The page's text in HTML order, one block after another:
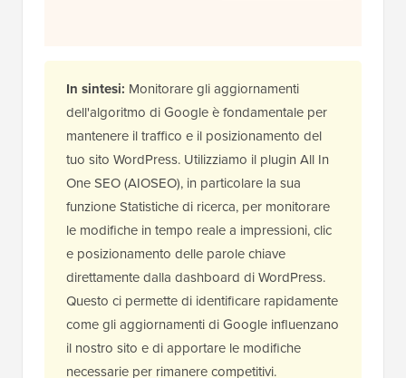
In sintesi: Monitorare gli aggiornamenti
dell'algoritmo di Google è fondamentale per
mantenere il traffico e il posizionamento del
tuo sito WordPress. Utilizziamo il plugin All In
One SEO (AIOSEO), in particolare la sua
funzione Statistiche di ricerca, per monitorare
le modifiche in tempo reale a impressioni, clic
e posizionamento delle parole chiave
direttamente dalla dashboard di WordPress.
Questo ci permette di identificare rapidamente
come gli aggiornamenti di Google influenzano
il nostro sito e di apportare le modifiche
necessarie per rimanere competitivi.